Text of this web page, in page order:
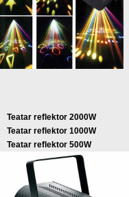
Teatar reflektor 2000W
Teatar reflektor 1000W
Teatar reflektor 500W